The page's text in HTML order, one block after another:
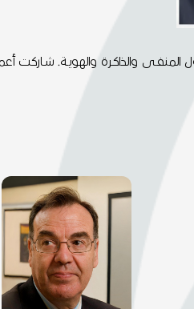
المنفـى والذاكـرة والهويـة. شـاركت